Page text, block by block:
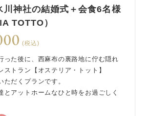
川神社の結婚式＋会食6名様
TOTTO）
(税込)
った後に、西麻布の裏路地に佇む隠れ
ストラン【オステリア・トット】
ただくプランです。
とアットホームなひと時をお過ごしく